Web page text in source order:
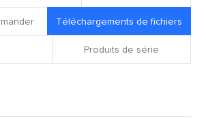
Téléchargements de fichiers
Produits de série